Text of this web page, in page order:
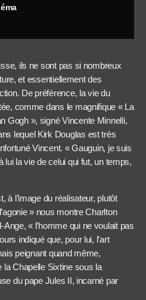
ils ne sont pas si nombreux
et essentiellement des
De préférence, la vie du
comme dans le magnifique « La
Gogh », signé Vincente Minnelli,
lequel Kirk Douglas est très
Vincent. « Gauguin, je suis
lui la vie de celui qui fut, un temps,
à l’image du réalisateur, plutôt
» nous montre Charlton
« l’homme qui ne voulait pas
indiqué que, pour lui, l’art
peignant quand même,
la Chapelle Sixtine sous la
du pape Jules II, incarné par